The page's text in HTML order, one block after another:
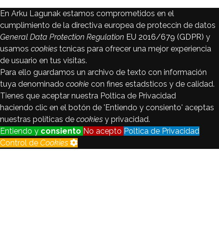
En Arku Lagunak estamos comprometidos en el
cumplimiento de la directiva europea de proteccin de datos
General Data Protection Regulation EU 2016/679 (GDPR) y
usamos cookies tcnicas para ofrecer una mejor experiencia
de usuario en tus visitas.
Para ello guardamos un archivo de texto con información
tuya denominado cookie con fines estadsticos y de calidad.
Tienes que aceptar nuestra Poltica de Privacidad
haciendo clic en el botón de 'Entiendo y consiento' aceptas
nuestras políticas de cookies y privacidad.
Entiendo y consiento No acepto Poltica de Privacidad
Control de Cookies